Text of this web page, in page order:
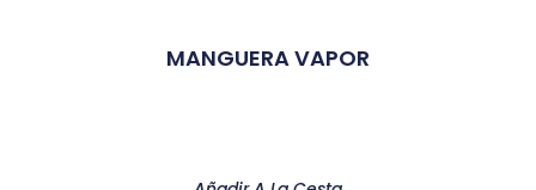
MANGUERA VAPOR